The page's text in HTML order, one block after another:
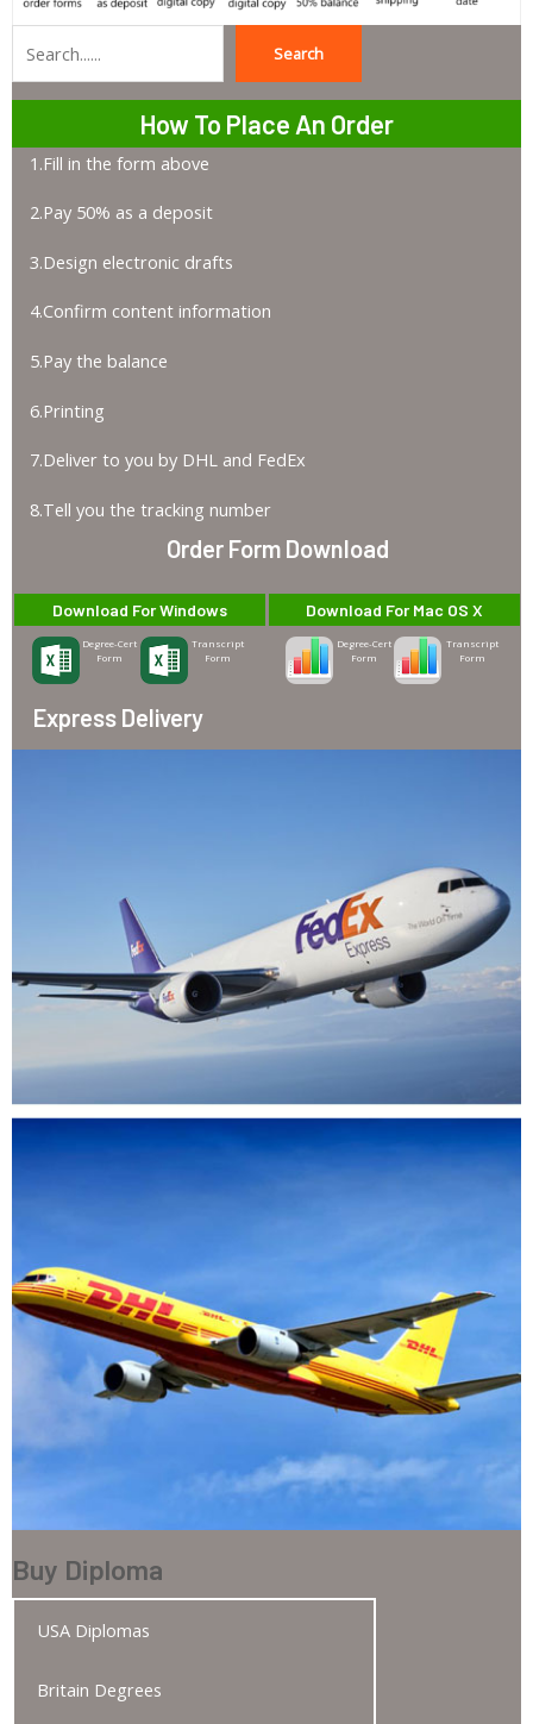
Search
How To Place An Order
1.Fill in the form above
2.Pay 50% as a deposit
3.Design electronic drafts
4.Confirm content information
5.Pay the balance
6.Printing
7.Deliver to you by DHL and FedEx
8.Tell you the tracking number
Order Form Download
Download For Windows
Degree-Cert
Form
Transcript
Form
Download For Mac OS X
Degree-Cert
Form
Transcript
Form
Express Delivery
Buy Diploma
USA Diplomas
Britain Degrees